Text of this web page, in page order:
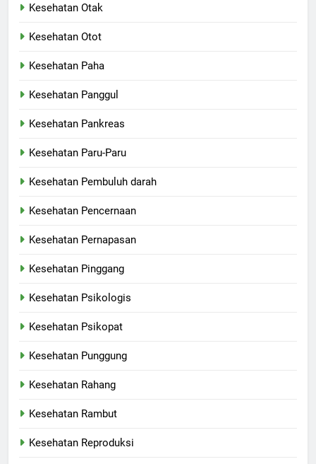
Kesehatan Otak
Kesehatan Otot
Kesehatan Paha
Kesehatan Panggul
Kesehatan Pankreas
Kesehatan Paru-Paru
Kesehatan Pembuluh darah
Kesehatan Pencernaan
Kesehatan Pernapasan
Kesehatan Pinggang
Kesehatan Psikologis
Kesehatan Psikopat
Kesehatan Punggung
Kesehatan Rahang
Kesehatan Rambut
Kesehatan Reproduksi